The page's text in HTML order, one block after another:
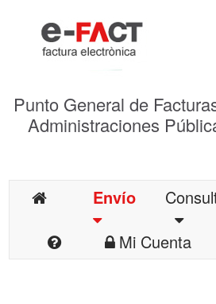
Punto General de
Administraciones
Envío
Mi Cuenta